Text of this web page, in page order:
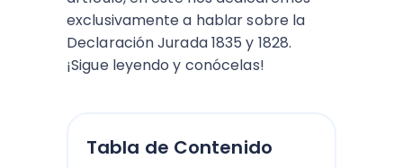
exclusivamente a hablar sobre la
Declaración Jurada 1835 y 1828.
¡Sigue leyendo y conócelas!
Tabla de Contenido